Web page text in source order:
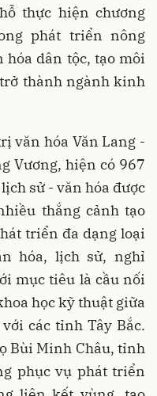
thực hiện chương
phát triển nông
hóa dân tộc, tạo môi
thành ngành kinh
văn hóa Văn Lang -
Vương, hiện có 967
sử - văn hóa được
thắng cảnh tạo
triển đa dạng loại
hóa, lịch sử, nghỉ
mục tiêu là cầu nối
học kỹ thuật giữa
các tỉnh Tây Bắc.
Bùi Minh Châu, tỉnh
phục vụ phát triển